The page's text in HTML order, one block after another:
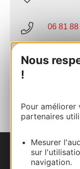
Nous
!
Pour améliorer
partenaires
Mesurer
sur
navigation.
06 81 88
E-mail
Nous